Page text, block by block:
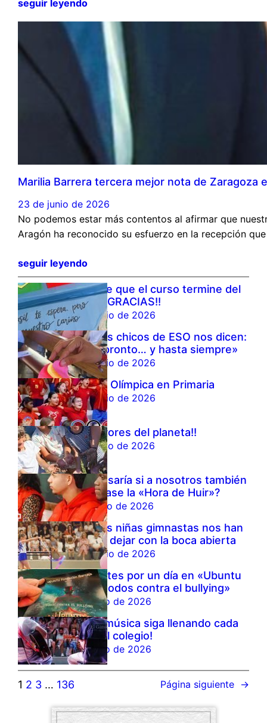
seguir leyendo
Marilia Barrera tercera mejor nota de Zaragoza
23 de junio de 2026
No podemos estar más contentos al afirmar que
Aragón ha reconocido su esfuerzo en la recepción
seguir leyendo
Antes de que el curso termine del
todo…:¡¡GRACIAS!!
19 de junio de 2026
Nuestros chicos de ESO nos dicen:
«hasta pronto… y hasta siempre»
19 de junio de 2026
Semana Olímpica en Primaria
18 de junio de 2026
¡¡Ecohérores del planeta!!
17 de junio de 2026
¿Qué pasaría si a nosotros también
nos llegase la «Hora de Huir»?
11 de junio de 2026
Nuestras niñas gimnastas nos han
vuelto a dejar con la boca abierta
10 de junio de 2026
Intérpretes por un día en «Ubuntu
Zircus: todos contra el bullying»
9 de junio de 2026
¡Que la música siga llenando cada
lugar del colegio!
8 de junio de 2026
1 2 3 … 136 Página siguiente →